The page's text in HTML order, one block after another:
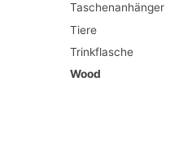
Taschenanhänger
Tiere
Trinkflasche
Wood